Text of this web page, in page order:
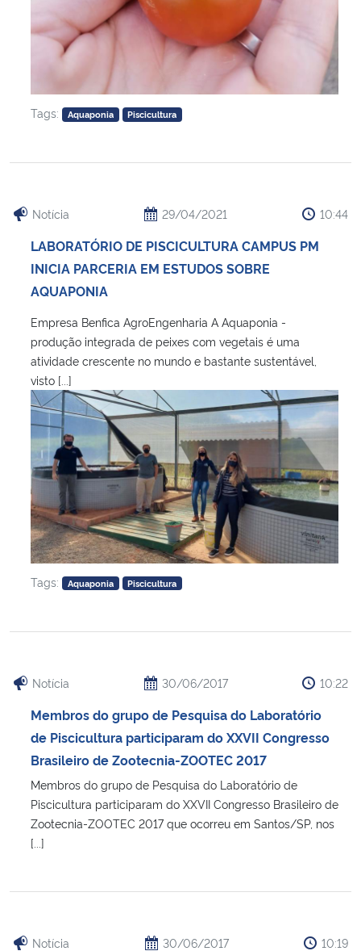
Tags: Aquaponia Piscicultura
Notícia 29/04/2021 10:44
LABORATÓRIO DE PISCICULTURA CAMPUS PM
INICIA PARCERIA EM ESTUDOS SOBRE
AQUAPONIA
Empresa Benfica AgroEngenharia A Aquaponia -
produção integrada de peixes com vegetais é uma
atividade crescente no mundo e bastante sustentável,
visto [...]
Tags: Aquaponia Piscicultura
Notícia 30/06/2017 10:22
Membros do grupo de Pesquisa do Laboratório
de Piscicultura participaram do XXVII Congresso
Brasileiro de Zootecnia-ZOOTEC 2017
Membros do grupo de Pesquisa do Laboratório de
Piscicultura participaram do XXVII Congresso Brasileiro de
Zootecnia-ZOOTEC 2017 que ocorreu em Santos/SP, nos
[...]
Notícia 30/06/2017 10:19